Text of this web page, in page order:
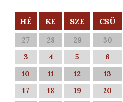
HÉ KE SZE CSÜ
27 28 29 30
3
4 5 6
10
11 12 13
17
18 19 20